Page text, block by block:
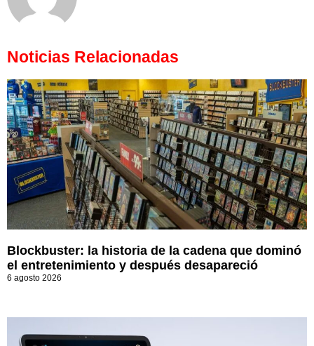
Noticias Relacionadas
Blockbuster: la historia de la cadena que dominó
el entretenimiento y después desapareció
6 agosto 2026